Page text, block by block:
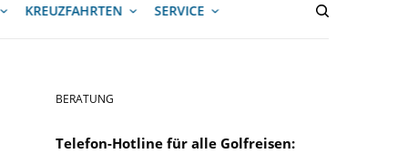
KREUZFAHRTEN SERVICE
BERATUNG
Telefon-Hotline für alle Golfreisen: